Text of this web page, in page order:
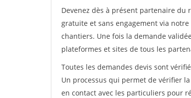
Devenez dès à présent partenaire du
gratuite et sans engagement via
chantiers. Une fois la demande
plateformes et sites de tous les
Toutes les demandes devis sont
Un processus qui permet de vérifier
en contact avec les particuliers pour